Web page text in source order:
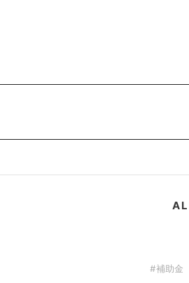
#補助金